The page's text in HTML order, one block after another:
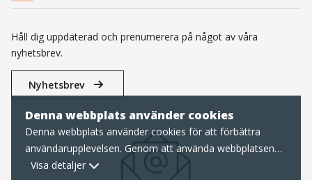
Denna webbplats använder cookies
Denna webbplats använder cookies för att förbättra
användarupplevelsen. Genom att använda webbplatsen
samtycker du till nödvändiga cookies, läs mer nedan om
Visa detaljer
Håll dig uppdaterad och prenumerera på något av våra
nyhetsbrev.
Nyhetsbrev